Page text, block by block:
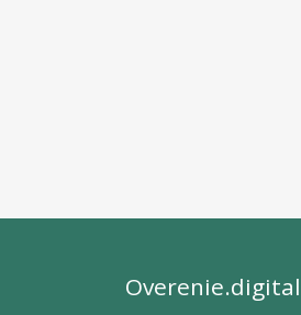
Overenie.digital